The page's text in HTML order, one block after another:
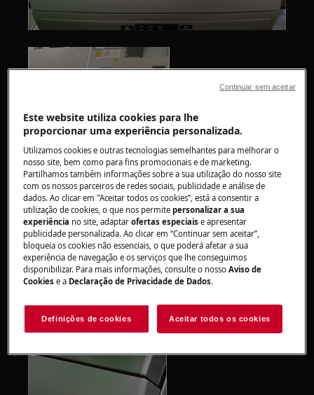
Se estiver presente, desengate e remova o
pedestal empurrando a parte inferior (direita e
esquerda)
Este website utiliza cookies para lhe
proporcionar uma experiência personalizada.
Utilizamos cookies e outras tecnologias semelhantes para melhorar o
nosso site, bem como para fins promocionais e de marketing.
Partilhamos também informações sobre a sua utilização do nosso site
com os nossos parceiros de redes sociais, publicidade e análise de
dados. Ao clicar em "Aceitar todos os cookies”, está a consentir a
utilização de cookies, o que nos permitepersonalizar a sua
experiência no site, adaptarofertas especiaise apresentar
publicidade personalizada. Ao clicar em “Continuar sem aceitar”,
bloqueia os cookies não essenciais, o que poderá afetar a sua
experiência de navegação e os serviços que lhe conseguimos
disponibilizar. Para mais informações, consulte o nossoAviso de
Cookies e a Declaração de Privacidade de Dados.
Definições de cookies Aceitar todos os cookies
Continuar sem aceitar